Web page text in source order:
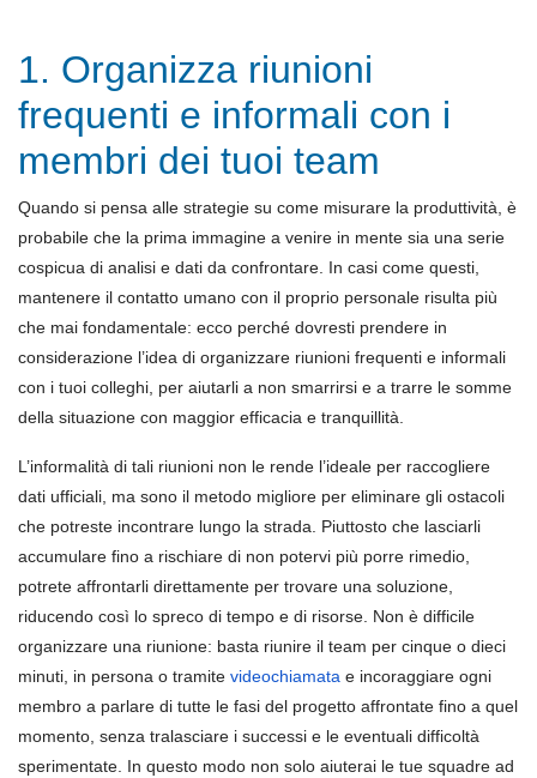
1. Organizza riunioni
frequenti e informali con i
membri dei tuoi team
Quando si pensa alle strategie su come misurare la produttività, è
probabile che la prima immagine a venire in mente sia una serie
cospicua di analisi e dati da confrontare. In casi come questi,
mantenere il contatto umano con il proprio personale risulta più
che mai fondamentale: ecco perché dovresti prendere in
considerazione l’idea di organizzare riunioni frequenti e informali
con i tuoi colleghi, per aiutarli a non smarrirsi e a trarre le somme
della situazione con maggior efficacia e tranquillità.
L’informalità di tali riunioni non le rende l’ideale per raccogliere
dati ufficiali, ma sono il metodo migliore per eliminare gli ostacoli
che potreste incontrare lungo la strada. Piuttosto che lasciarli
accumulare fino a rischiare di non potervi più porre rimedio,
potrete affrontarli direttamente per trovare una soluzione,
riducendo così lo spreco di tempo e di risorse. Non è difficile
organizzare una riunione: basta riunire il team per cinque o dieci
minuti, in persona o tramite videochiamata e incoraggiare ogni
membro a parlare di tutte le fasi del progetto affrontate fino a quel
momento, senza tralasciare i successi e le eventuali difficoltà
sperimentate. In questo modo non solo aiuterai le tue squadre ad